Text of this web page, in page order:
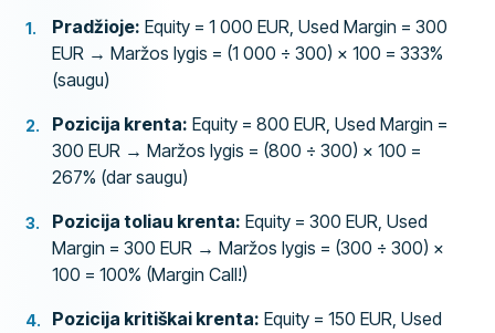
Pradžioje: Equity = 1 000 EUR, Used Margin = 300
EUR → Maržos lygis = (1 000 ÷ 300) × 100 = 333%
(saugu)
Pozicija krenta: Equity = 800 EUR, Used Margin =
300 EUR → Maržos lygis = (800 ÷ 300) × 100 =
267% (dar saugu)
Pozicija toliau krenta: Equity = 300 EUR, Used
Margin = 300 EUR → Maržos lygis = (300 ÷ 300) ×
100 = 100% (Margin Call!)
Pozicija kritiškai krenta: Equity = 150 EUR, Used